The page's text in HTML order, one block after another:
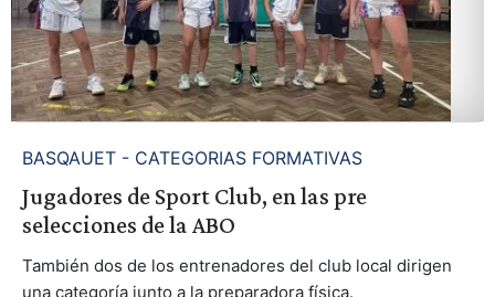
BASQAUET - CATEGORIAS FORMATIVAS
Jugadores de Sport Club, en las pre
selecciones de la ABO
También dos de los entrenadores del club local dirigen
una categoría junto a la preparadora física.